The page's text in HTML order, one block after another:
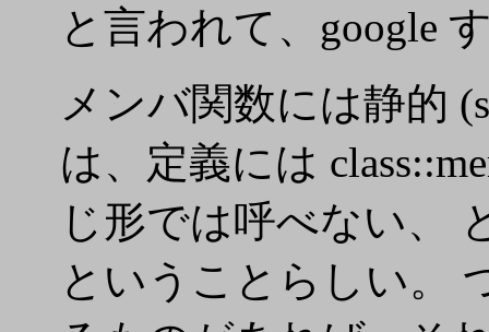
と言われて、google
メンバ関数には静的
は、定義には
じ形では呼べない、
ということらしい。